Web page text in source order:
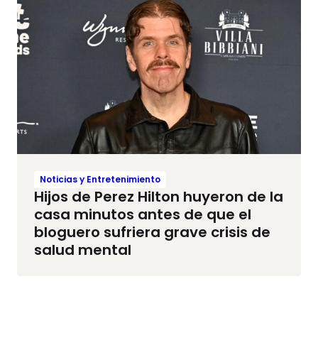
Noticias y Entretenimiento
Hijos de Perez Hilton huyeron de la
casa minutos antes de que el
bloguero sufriera grave crisis de
salud mental